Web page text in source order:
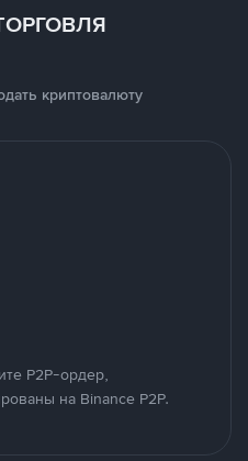
криптовалюту
P2P-ордер,
на Binance P2P.